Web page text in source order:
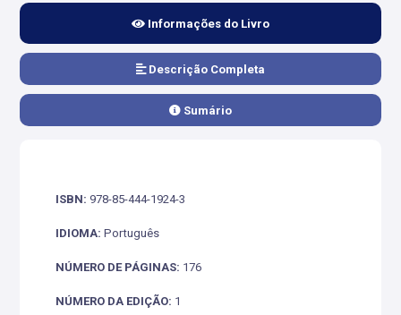
Informações do Livro
Descrição Completa
Sumário
ISBN: 978-85-444-1924-3
IDIOMA: Português
NÚMERO DE PÁGINAS: 176
NÚMERO DA EDIÇÃO: 1